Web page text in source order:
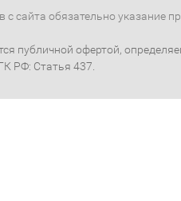
сайта обязательно указание
публичной офертой,
РФ: Статья 437.